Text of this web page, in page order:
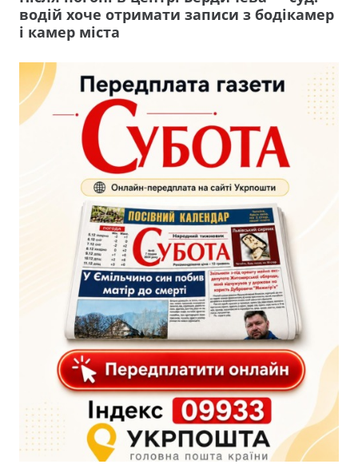
водій хоче отримати записи з бодікамер
і камер міста